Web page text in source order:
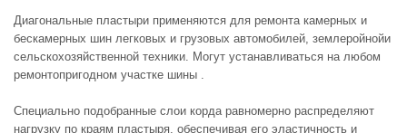
Диагональные пластыри применяются для ремонта камерных и
бескамерных шин легковых и грузовых автомобилей, землеройнойи
сельскохозяйственной техники. Могут устанавливаться на любом
ремонтопригодном участке шины .
Специально подобранные слои корда равномерно распределяют
нагрузку по краям пластыря, обеспечивая его эластичность и